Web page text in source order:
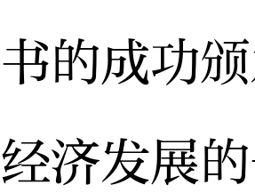
的成功
济发展